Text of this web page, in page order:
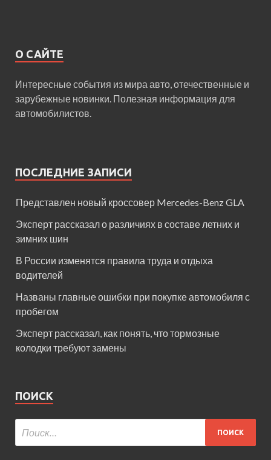
О САЙТЕ
Интересные события из мира авто, отечественные и
зарубежные новинки. Полезная информация для
автомобилистов.
ПОСЛЕДНИЕ ЗАПИСИ
Представлен новый кроссовер Mercedes-Benz GLA
Эксперт рассказал о различиях в составе летних и
зимних шин
В России изменятся правила труда и отдыха
водителей
Названы главные ошибки при покупке автомобиля с
пробегом
Эксперт рассказал, как понять, что тормозные
колодки требуют замены
ПОИСК